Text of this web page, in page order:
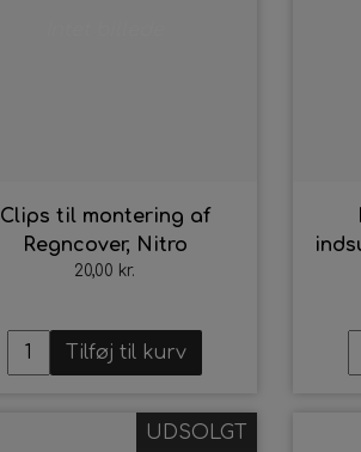
Clips til montering af
Regncover, Nitro
20,00 kr.
Tilføj til kurv
UDSOLGT